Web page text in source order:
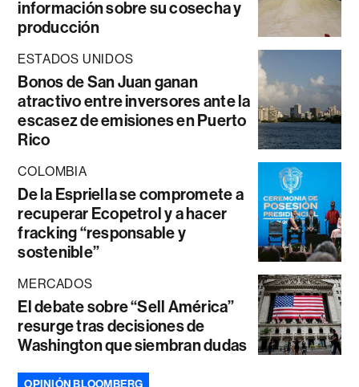
información sobre su cosecha y
producción
ESTADOS UNIDOS
Bonos de San Juan ganan
atractivo entre inversores ante la
escasez de emisiones en Puerto
Rico
COLOMBIA
De la Espriella se compromete a
recuperar Ecopetrol y a hacer
fracking “responsable y
sostenible”
MERCADOS
El debate sobre “Sell América”
resurge tras decisiones de
Washington que siembran dudas
OPINIÓN BLOOMBERG